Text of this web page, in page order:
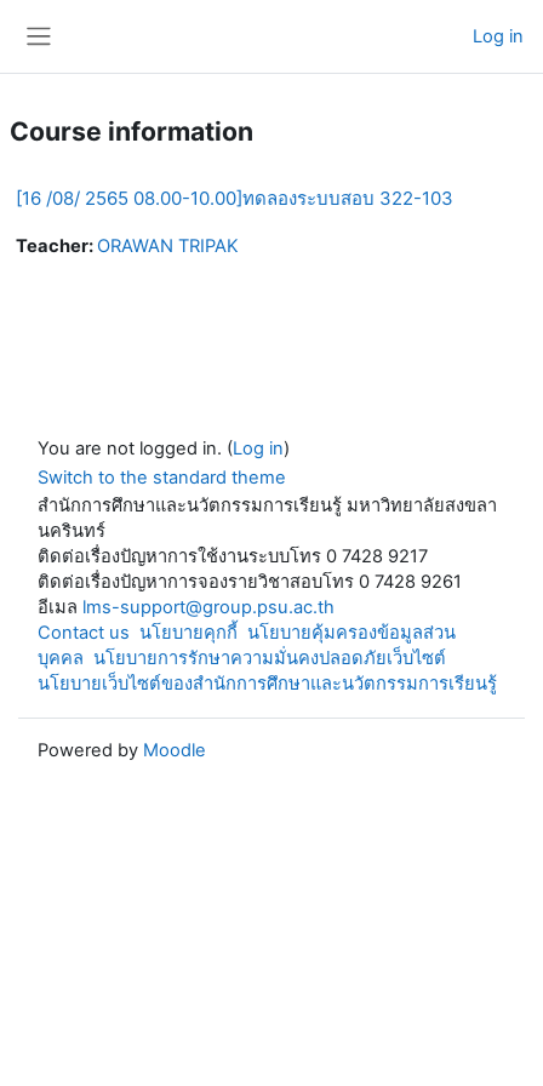
Log in
Course information
[16 /08/ 2565 08.00-10.00]ทดลองระบบสอบ 322-103
Teacher:ORAWAN TRIPAK
You are not logged in. (Log in)
Switch to the standard theme
สำนักการศึกษาและนวัตกรรมการเรียนรู้ มหาวิทยาลัยสงขลา
นครินทร์
ติดต่อเรื่องปัญหาการใช้งานระบบโทร 0 7428 9217
ติดต่อเรื่องปัญหาการจองรายวิชาสอบโทร 0 7428 9261
อีเมล lms-support@group.psu.ac.th
Contact us นโยบายคุกกี้ นโยบายคุ้มครองข้อมูลส่วน
บุคคล นโยบายการรักษาความมั่นคงปลอดภัยเว็บไซต์
นโยบายเว็บไซต์ของสำนักการศึกษาและนวัตกรรมการเรียนรู้
Powered by Moodle